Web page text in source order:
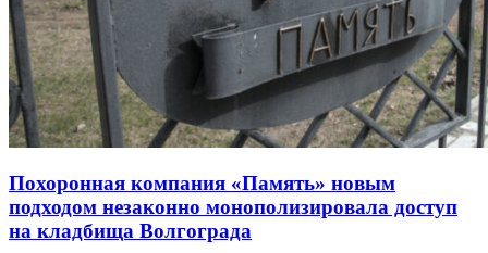
Похоронная компания «Память» новым
подходом незаконно монополизировала доступ
на кладбища Волгограда